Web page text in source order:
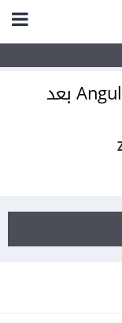
هل يجب علي تعلم Angular بعد